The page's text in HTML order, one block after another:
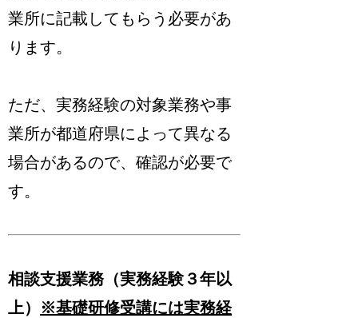
業所に記載してもらう必要があ
ります。
ただ、実務経験の対象業務や事
業所が都道府県によって異なる
場合があるので、確認が必要で
す。
相談支援業務（実務経験３年以
上） ※基礎研修受講には実務経